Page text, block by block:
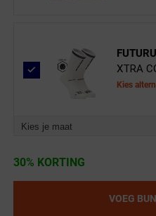
XTRA
Kies
Kies je maat
30% KORTING
VOEG